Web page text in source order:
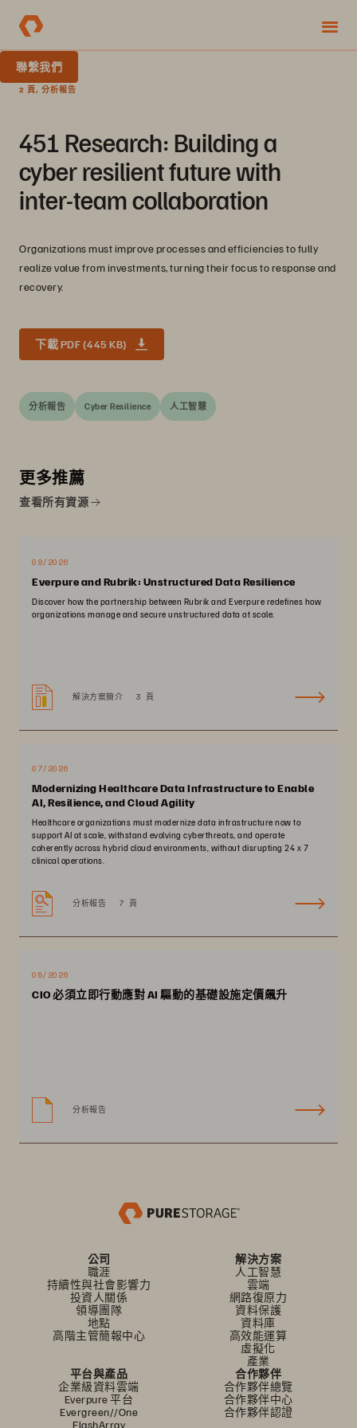
聯繫我們
2 頁, 分析報告
451 Research: Building a
cyber resilient future with
inter-team collaboration
Organizations must improve processes and efficiencies to fully
realize value from investments, turning their focus to response and
recovery.
下載 PDF (445 KB)
分析報告 Cyber Resilience 人工智慧
更多推薦
查看所有資源
08/2026
Everpure and Rubrik: Unstructured Data Resilience
Discover how the partnership between Rubrik and Everpure redefines how
organizations manage and secure unstructured data at scale.
解決方案簡介 3 頁
07/2026
Modernizing Healthcare Data Infrastructure to Enable
AI, Resilience, and Cloud Agility
Healthcare organizations must modernize data infrastructure now to
support AI at scale, withstand evolving cyberthreats, and operate
coherently across hybrid cloud environments, without disrupting 24 x 7
clinical operations.
分析報告 7 頁
05/2026
CIO 必須立即行動應對 AI 驅動的基礎設施定價飆升
分析報告
公司
職涯
持續性與社會影響力
投資人關係
領導團隊
地點
高階主管簡報中心
解決方案
人工智慧
雲端
網路復原力
資料保護
資料庫
高效能運算
虛擬化
產業
平台與產品
企業級資料雲端
Everpure 平台
Evergreen//One
FlashArray
合作夥伴
合作夥伴總覽
合作夥伴中心
合作夥伴認證